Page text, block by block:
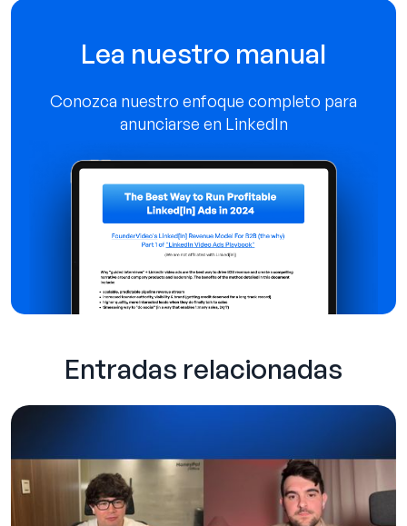
Lea nuestro manual
Conozca nuestro enfoque completo para
anunciarse en LinkedIn
Entradas relacionadas